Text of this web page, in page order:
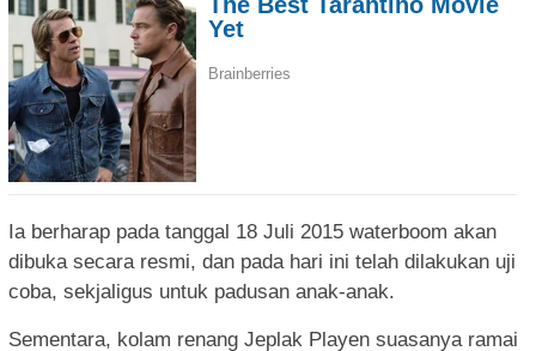
Ia berharap pada tanggal 18 Juli 2015 waterboom akan
dibuka secara resmi, dan pada hari ini telah dilakukan uji
coba, sekjaligus untuk padusan anak-anak.
Sementara, kolam renang Jeplak Playen suasanya ramai